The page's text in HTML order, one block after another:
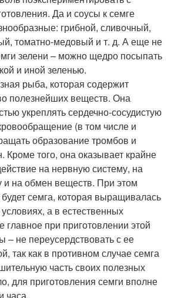
Да и соусы к семге
грибной, сливочный,
томатно-медовый и т. д. А еще не
зелени – можно щедро посыпать
и иной зеленью.
рыба, которая содержит
полезнейших веществ. Она
укреплять сердечно-сосудистую
(в том числе и
образование тромбов и
Кроме того, она оказывает крайне
на нервную систему, на
на обмен веществ. При этом
семга, которая выращивалась
а в естественных
при приготовлении этой
– не переусердствовать с ее
так как в противном случае семга
часть своих полезных
для приготовления семги вполне